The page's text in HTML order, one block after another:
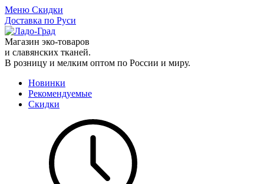
Меню Скидки
Доставка по Руси
Магазин эко-товаров
и славянских тканей.
В розницу и мелким оптом по России и миру.
Новинки
Рекомендуемые
Скидки